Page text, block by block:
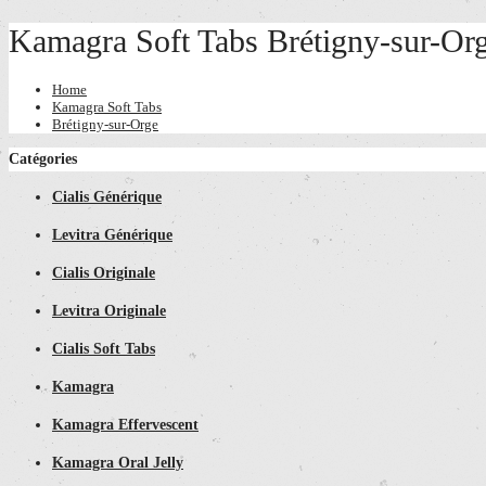
Kamagra Soft Tabs Brétigny-sur-
Home
Kamagra Soft Tabs
Brétigny-sur-Orge
Catégories
Cialis Générique
Levitra Générique
Cialis Originale
Levitra Originale
Cialis Soft Tabs
Kamagra
Kamagra Effervescent
Kamagra Oral Jelly